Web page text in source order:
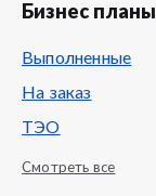
Бизнес планы
Выполненные
На заказ
ТЭО
Смотреть все